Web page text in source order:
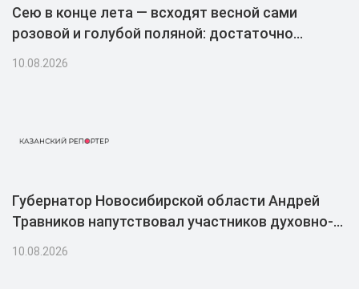
Сею в конце лета — всходят весной сами
розовой и голубой поляной: достаточно
присыпать землей
10.08.2026
Губернатор Новосибирской области Андрей
Травников напутствовал участников духовно-
10.08.2026